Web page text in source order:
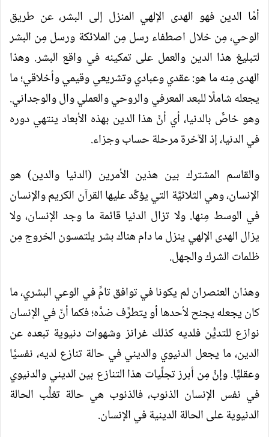
أمَّا الدين فهو الهدى الإلهي المنزل إلى البشر، عن طريق
الوحي، مِن خلال اصطفاء رسل مِن الملائكة ورسل مِن البشر
لتبليغ هذا الدين والعمل على تمكينه في واقع البشر. وهذا
الهدى مِنه ما هو: عقدي وعبادي وتشريعي وقيمي وأخلاقي؛ ما
يجعله شاملًا للبعد المعرفي والروحي والعملي وال والوجداني.
وهو خاصٌّ بالدنيا، أي أنَّ هذا الدين بهذه الأبعاد ينتهي دوره
في الدنيا، إذ الآخرة مرحلة حساب وجزاء.
والقاسم المشترك بين هذين الأمرين (الدنيا والدين) هو
الإنسان، وهي الثلاثيَّة التي يؤكِّد عليها القرآن الكريم والإنسان
في الوسط مِنها. ولا تزال الدنيا قائمة ما وجد الإنسان، ولا
يزال الهدى الإلهي ينزل ما دام هناك بشر يلتمسون الخروج مِن
ظلمات الشرك والجهل.
وهذان العنصران لم يكونا في توافق تامٍّ في الوعي البشري، ما
كان يجعله يجنح لأحدها أو يتطرَّف ضدَّه؛ فكما أنَّ في الإنسان
نوازع للتديُّن فلديه كذلك غرانز وشهوات دنيوية تبعده عن
الدين، ما يجعل الدنيوي والديني في حالة تنازع لديه، نفسيًّا
وعقليًّا. وإنَّ مِن أبرز تجلِّيات هذا التنازع بين الديني والدنيوي
في نفس الإنسان الذنوب، فالذنوب هي حالة تغلُّب الحالة
الدنيوية على الحالة الدينية في الإنسان.